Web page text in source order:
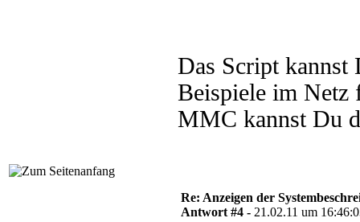
Das Script kannst
Beispiele im
MMC kannst Du
Re: Anzeigen der
Antwort #4 - 21.02.11 um